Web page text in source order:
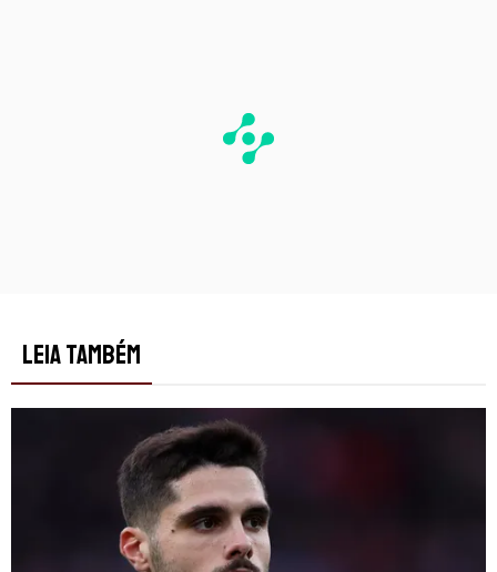
LEIA TAMBÉM